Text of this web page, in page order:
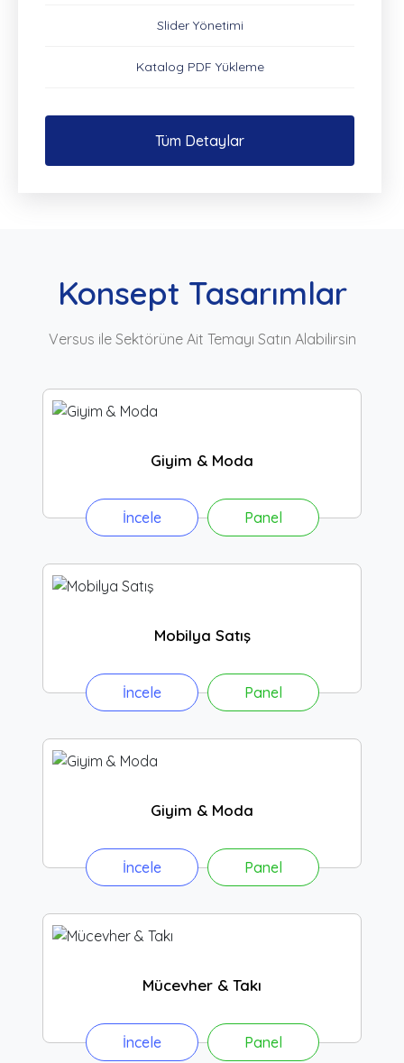
Slider Yönetimi
Katalog PDF Yükleme
Tüm Detaylar
Konsept Tasarımlar
Versus ile Sektörüne Ait Temayı Satın Alabilirsin
Giyim & Moda
İncele Panel
Mobilya Satış
İncele Panel
Giyim & Moda
İncele Panel
Mücevher & Takı
İncele Panel